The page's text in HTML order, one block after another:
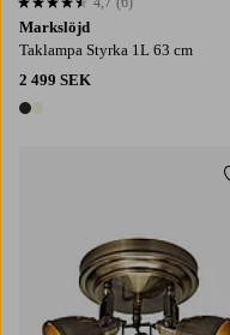
Markslöjd
Taklampa Styrka 1L 63 cm
2 499 SEK
2 färger
4,7 baserat på 6 st betyg